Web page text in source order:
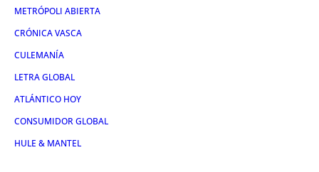
METRÓPOLI ABIERTA
CRÓNICA VASCA
CULEMANÍA
LETRA GLOBAL
ATLÁNTICO HOY
CONSUMIDOR GLOBAL
HULE & MANTEL